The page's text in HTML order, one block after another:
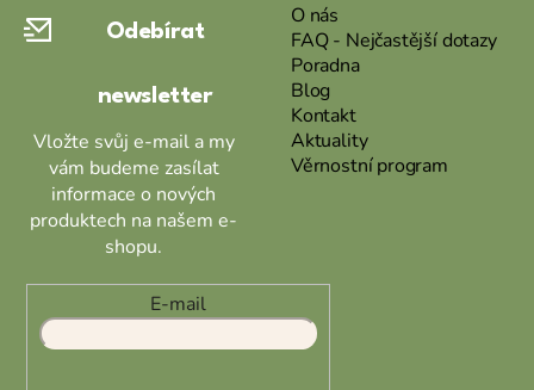
Odebírat
newsletter
Vložte svůj e-mail a my
vám budeme zasílat
informace o nových
produktech na našem e-
shopu.
E-mail
O nás
FAQ - Nejčastější dotazy
Poradna
Blog
Kontakt
Aktuality
Věrnostní program